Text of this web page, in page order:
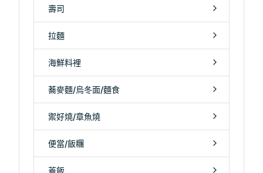
壽司
拉麵
海鮮料裡
蕎麥麵/烏冬面/麵食
禦好燒/章魚燒
便當/飯糰
蓋飯